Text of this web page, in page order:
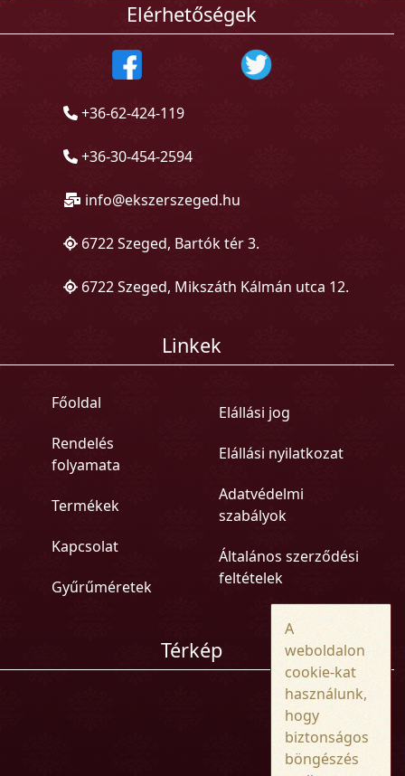
Elérhetőségek
+36-62-424-119
+36-30-454-2594
info@ekszerszeged.hu
6722 Szeged, Bartók tér 3.
6722 Szeged, Mikszáth Kálmán utca 12.
Linkek
Főoldal
Rendelés
folyamata
Termékek
Kapcsolat
Gyűrűméretek
Elállási jog
Elállási nyilatkozat
Adatvédelmi
szabályok
Általános szerződési
feltételek
Térkép
A
weboldalon
cookie-kat
használunk,
hogy
biztonságos
böngészés